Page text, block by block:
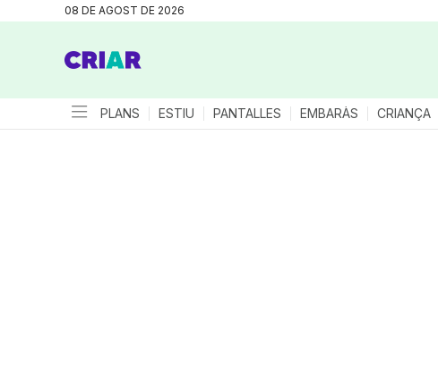
08 DE AGOST DE 2026
PLANS ESTIU PANTALLES EMBARÀS CRIANÇA